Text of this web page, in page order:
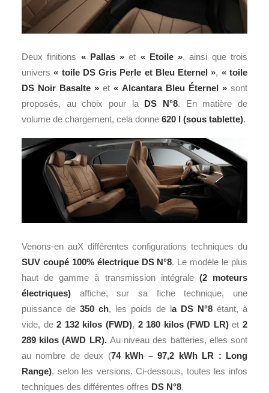
Deux finitions « Pallas » et « Etoile », ainsi que trois
univers« toile DS Gris Perle et Bleu Eternel », « toile
DS Noir Basalte » et « Alcantara Bleu Éternel » sont
proposés, au choix pour la DS N°8. En matière de
volume de chargement, cela donne 620 l (sous tablette).
Venons-en auX différentes configurations techniques du
SUV coupé 100% électrique DS N°8. Le modèle le plus
haut de gamme à transmission intégrale(2 moteurs
électriques) affiche, sur sa fiche technique, une
puissance de 350 ch, les poids de l a DS N°8 étant, à
vide, de2 132 kilos (FWD), 2 180 kilos (FWD LR)et2
289 kilos (AWD LR). Au niveau des batteries, elles sont
au nombre de deux (74 kWh – 97,2 kWh LR : Long
Range), selon les versions. Ci-dessous, toutes les infos
techniques des différentes offres DS N°8.